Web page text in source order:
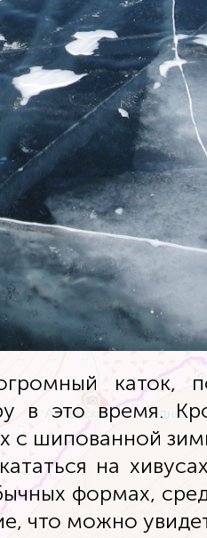
каток,
в это время.
с шипованной
на
формах,
что можно